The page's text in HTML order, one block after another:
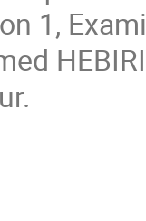
1,